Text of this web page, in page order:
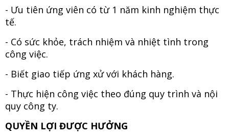
- Ưu tiên ứng viên có từ 1 năm kinh nghiệm thực
tế.
- Có sức khỏe, trách nhiệm và nhiệt tình trong
công việc.
- Biết giao tiếp ứng xử với khách hàng.
- Thực hiện công việc theo đúng quy trình và nội
quy công ty.
QUYỀN LỢI ĐƯỢC HƯỞNG